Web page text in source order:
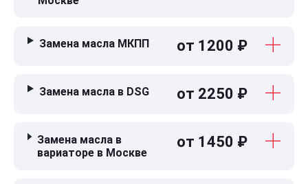
Замена масла МКПП от 1200 ₽
Замена масла в DSG от 2250 ₽
Замена масла в
вариаторе в Москве
от 1450 ₽